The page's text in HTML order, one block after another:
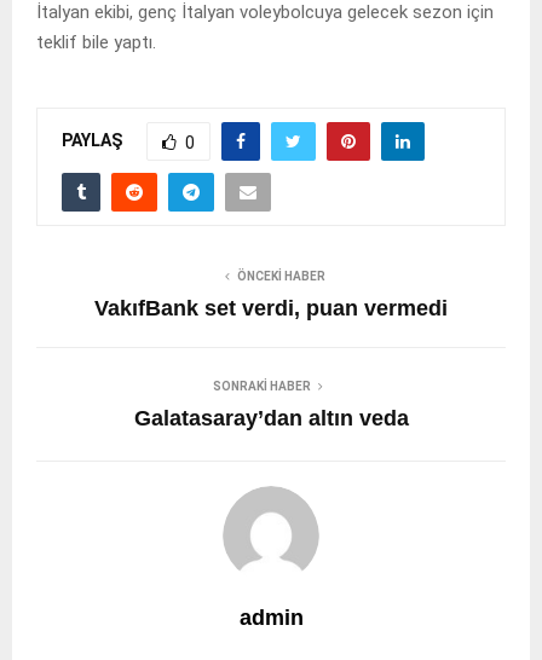
İtalyan ekibi, genç İtalyan voleybolcuya gelecek sezon için
teklif bile yaptı.
PAYLAŞ 0
ÖNCEKI HABER
VakıfBank set verdi, puan vermedi
SONRAKI HABER
Galatasaray’dan altın veda
admin